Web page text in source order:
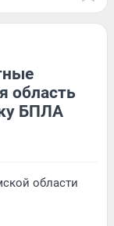
область
БПЛА
области